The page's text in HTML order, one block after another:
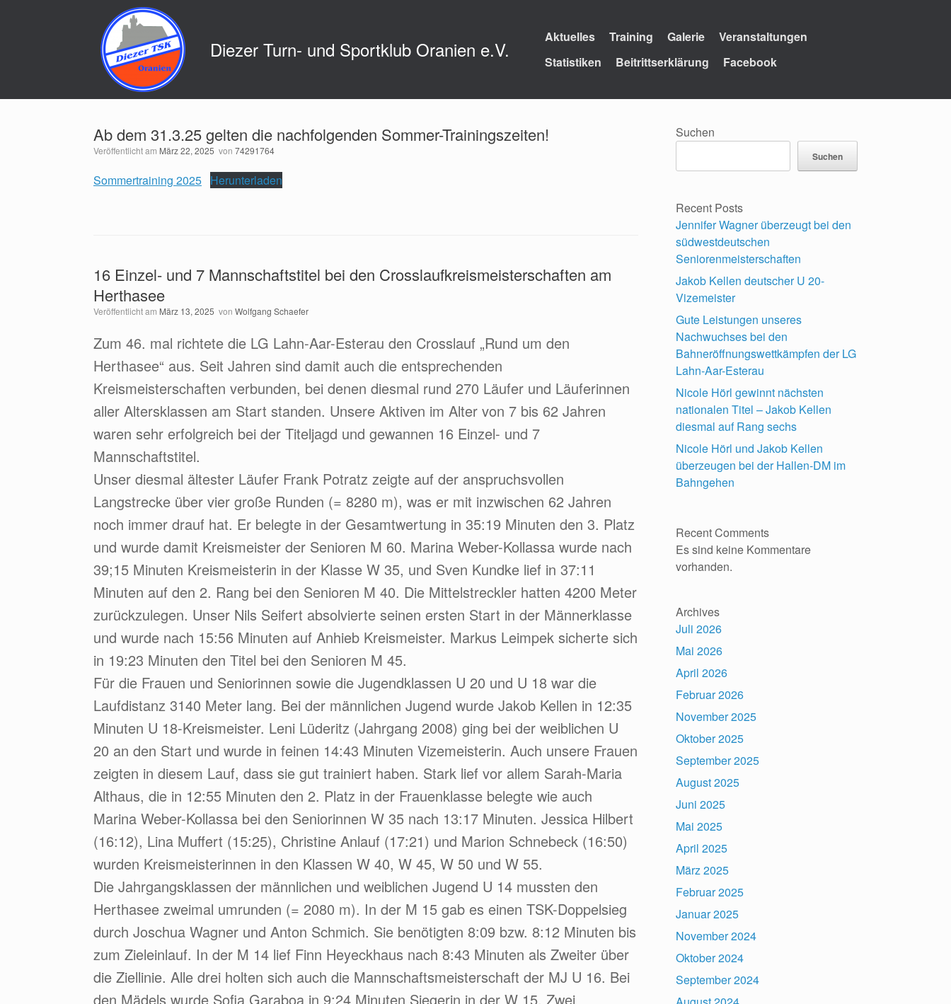
Diezer Turn- und Sportklub Oranien e.V.
Aktuelles Training Galerie
Veranstaltungen
Statistiken
Beitrittserklärung Facebook
Ab dem 31.3.25 gelten die nachfolgenden Sommer-Trainingszeiten!
Veröffentlicht am März 22, 2025 von 74291764
Sommertraining 2025 Herunterladen
16 Einzel- und 7 Mannschaftstitel bei den Crosslaufkreismeisterschaften am
Herthasee
Veröffentlicht am März 13, 2025 von Wolfgang Schaefer
Zum 46. mal richtete die LG Lahn-Aar-Esterau den Crosslauf „Rund um den
Herthasee“ aus. Seit Jahren sind damit auch die entsprechenden
Kreismeisterschaften verbunden, bei denen diesmal rund 270 Läufer und Läuferinnen
aller Altersklassen am Start standen. Unsere Aktiven im Alter von 7 bis 62 Jahren
waren sehr erfolgreich bei der Titeljagd und gewannen 16 Einzel- und 7
Mannschaftstitel.
Unser diesmal ältester Läufer Frank Potratz zeigte auf der anspruchsvollen
Langstrecke über vier große Runden (= 8280 m), was er mit inzwischen 62 Jahren
noch immer drauf hat. Er belegte in der Gesamtwertung in 35:19 Minuten den 3. Platz
und wurde damit Kreismeister der Senioren M 60. Marina Weber-Kollassa wurde nach
39;15 Minuten Kreismeisterin in der Klasse W 35, und Sven Kundke lief in 37:11
Minuten auf den 2. Rang bei den Senioren M 40. Die Mittelstreckler hatten 4200 Meter
zurückzulegen. Unser Nils Seifert absolvierte seinen ersten Start in der Männerklasse
und wurde nach 15:56 Minuten auf Anhieb Kreismeister. Markus Leimpek sicherte sich
in 19:23 Minuten den Titel bei den Senioren M 45.
Für die Frauen und Seniorinnen sowie die Jugendklassen U 20 und U 18 war die
Laufdistanz 3140 Meter lang. Bei der männlichen Jugend wurde Jakob Kellen in 12:35
Minuten U 18-Kreismeister. Leni Lüderitz (Jahrgang 2008) ging bei der weiblichen U
20 an den Start und wurde in feinen 14:43 Minuten Vizemeisterin. Auch unsere Frauen
zeigten in diesem Lauf, dass sie gut trainiert haben. Stark lief vor allem Sarah-Maria
Althaus, die in 12:55 Minuten den 2. Platz in der Frauenklasse belegte wie auch
Marina Weber-Kollassa bei den Seniorinnen W 35 nach 13:17 Minuten. Jessica Hilbert
(16:12), Lina Muffert (15:25), Christine Anlauf (17:21) und Marion Schnebeck (16:50)
wurden Kreismeisterinnen in den Klassen W 40, W 45, W 50 und W 55.
Die Jahrgangsklassen der männlichen und weiblichen Jugend U 14 mussten den
Herthasee zweimal umrunden (= 2080 m). In der M 15 gab es einen TSK-Doppelsieg
durch Joschua Wagner und Anton Schmich. Sie benötigten 8:09 bzw. 8:12 Minuten bis
zum Zieleinlauf. In der M 14 lief Finn Heyeckhaus nach 8:43 Minuten als Zweiter über
die Ziellinie. Alle drei holten sich auch die Mannschaftsmeisterschaft der MJ U 16. Bei
den Mädels wurde Sofia Garaboa in 9:24 Minuten Siegerin in der W 15. Zwei
Suchen
Suchen
Recent Posts
Jennifer Wagner überzeugt bei den
südwestdeutschen
Seniorenmeisterschaften
Jakob Kellen deutscher U 20-
Vizemeister
Gute Leistungen unseres
Nachwuchses bei den
Bahneröffnungswettkämpfen der LG
Lahn-Aar-Esterau
Nicole Hörl gewinnt nächsten
nationalen Titel – Jakob Kellen
diesmal auf Rang sechs
Nicole Hörl und Jakob Kellen
überzeugen bei der Hallen-DM im
Bahngehen
Recent Comments
Es sind keine Kommentare
vorhanden.
Archives
Juli 2026
Mai 2026
April 2026
Februar 2026
November 2025
Oktober 2025
September 2025
August 2025
Juni 2025
Mai 2025
April 2025
März 2025
Februar 2025
Januar 2025
November 2024
Oktober 2024
September 2024